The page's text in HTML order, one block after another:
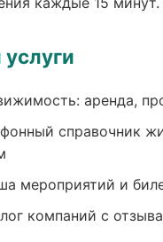
аренда,
справочник
мероприятий и
компаний с